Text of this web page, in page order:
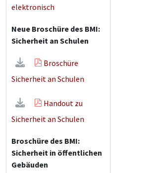
elektronisch
Neue Broschüre des BMI:
Sicherheit an Schulen
Broschüre
Sicherheit an Schulen
Handout zu
Sicherheit an Schulen
Broschüre des BMI:
Sicherheit in öffentlichen
Gebäuden